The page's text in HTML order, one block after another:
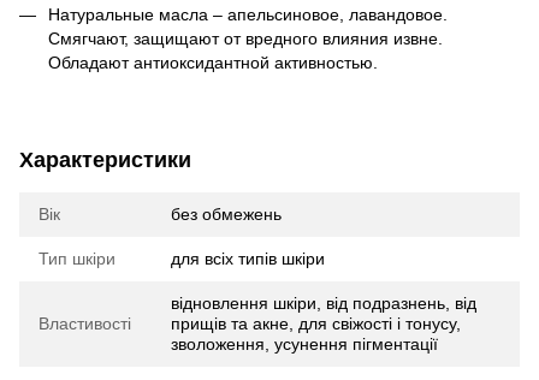
Натуральные масла – апельсиновое, лавандовое.
Смягчают, защищают от вредного влияния извне.
Обладают антиоксидантной активностью.
Характеристики
Вік без обмежень
Тип шкіри для всіх типів шкіри
Властивості
відновлення шкіри, від подразнень, від
прищів та акне, для свіжості і тонусу,
зволоження, усунення пігментації